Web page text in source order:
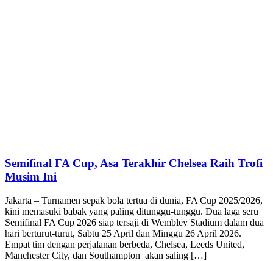
Semifinal FA Cup, Asa Terakhir Chelsea Raih Trofi
Musim Ini
Jakarta – Turnamen sepak bola tertua di dunia, FA Cup 2025/2026,
kini memasuki babak yang paling ditunggu-tunggu. Dua laga seru
Semifinal FA Cup 2026 siap tersaji di Wembley Stadium dalam dua
hari berturut-turut, Sabtu 25 April dan Minggu 26 April 2026.
Empat tim dengan perjalanan berbeda, Chelsea, Leeds United,
Manchester City, dan Southampton akan saling […]